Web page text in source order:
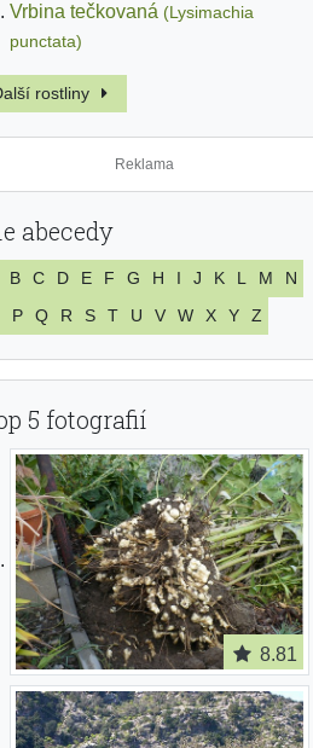
Vrbina tečkovaná (Lysimachia
punctata)
rostliny
abecedy
B C D E F G H I J K L M
N
P
Q R S T U V W X Y Z
5 fotografií
8.81